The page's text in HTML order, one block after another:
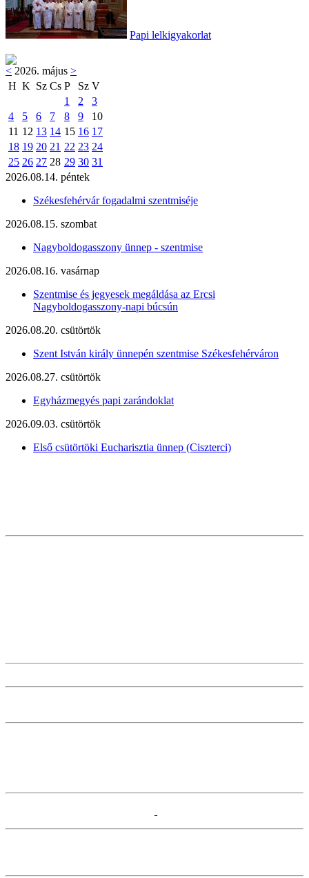
Papi lelkigyakorlat
< 2026. május >
H K Sz Cs P Sz V
1
2
3
4
5 6 7 8 9
10
11 12 13 14 15 16 17
18 19 20 21 22 23 24
25 26 27 28 29 30 31
2026.08.14. péntek
Székesfehérvár fogadalmi szentmiséje
2026.08.15. szombat
Nagyboldogasszony ünnep - szentmise
2026.08.16. vasárnap
Szentmise és jegyesek megáldása az Ercsi
Nagyboldogasszony-napi búcsún
2026.08.20. csütörtök
Szent István király ünnepén szentmise Székesfehérváron
2026.08.27. csütörtök
Egyházmegyés papi zarándoklat
2026.09.03. csütörtök
Első csütörtöki Eucharisztia ünnep (Ciszterci)